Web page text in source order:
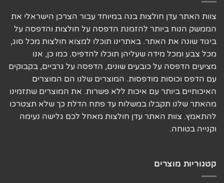
צוות האתר עדן חולצות בנה במיוחד עבור הצרכן הישראלי את
הממשק הנוח ביותר להזמנת הדפסה על חולצות והדפסה על
ביגוד שונה את האתר. באתרינו תוכלו למצוא חולצות מכל סוג,
מכל צבע ומכל מידה שעליהן תוכלו להדפיס. כמו כן, אנו
מציעים הדפסה על כובעים שונים, הדפסה על גרביים, בקבוקים
עם הדפס וכוסות מודפסות. המוצרים שלנו הם המוצרים
האיכותיים ביותר עם איכות ללא פשרות. את המוצרים שתזמינו
מהאתר שלנו תקבלו במשלוח עד פתח הדלת כך שלא תצטרכו
להתאמץ. צוות האתר עדן חולצות מאחל לכם גלישה נעימה
וקנייה בטוחה.
קטגוריות מוצרים